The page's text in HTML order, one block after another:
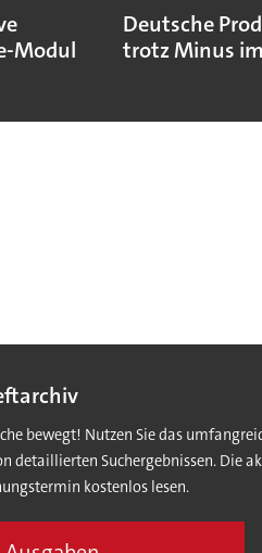
Modul
Deutsche
trotz Minus
bewegt! Nutzen Sie das
detaillierten Suchergebnissen. Die
kostenlos lesen.